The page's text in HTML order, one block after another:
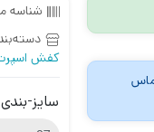
شناسه
کفش
سایز-بندی